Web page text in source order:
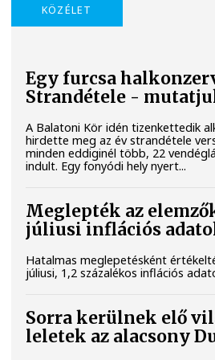
KÖZÉLET
Egy furcsa
Strandétele -
A Balatoni Kör idén tizenkettedik
hirdette meg az év strandétele
minden eddiginél több, 22
indult. Egy fonyódi hely nyert...
Meglepték az
júliusi inflációs
Hatalmas meglepetésként
júliusi, 1,2 százalékos inflációs
Sorra kerülnek elő
leletek az alacsony